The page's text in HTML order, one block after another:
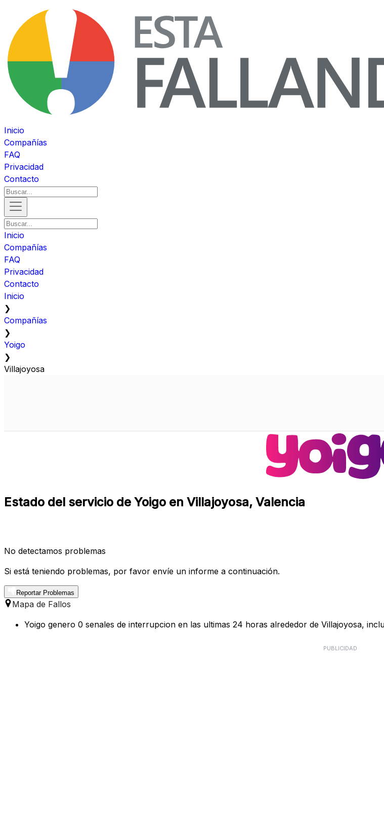
Inicio
Compañías
FAQ
Privacidad
Contacto
Inicio
Compañías
FAQ
Privacidad
Contacto
Inicio
❯
Compañías
❯
Yoigo
❯
Villajoyosa
Estado del servicio de Yoigo en Villajoyosa, Valencia
No detectamos problemas
Si está teniendo problemas, por favor envíe un informe a continuación.
Reportar Problemas
Mapa de Fallos
Yoigo genero 0 senales de interrupcion en las ultimas 24 horas alrededor de Villajoyosa,
PUBLICIDAD